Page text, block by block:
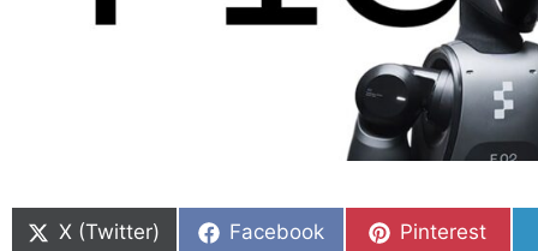
en
X (Twitter)
en
Facebook
en
Pinterest
en
en
en